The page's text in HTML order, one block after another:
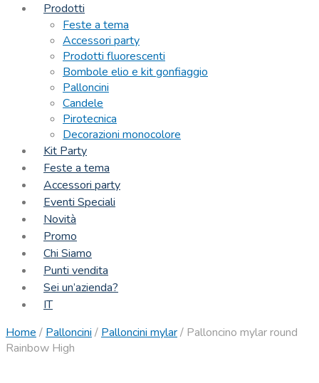
Prodotti
Feste a tema
Accessori party
Prodotti fluorescenti
Bombole elio e kit gonfiaggio
Palloncini
Candele
Pirotecnica
Decorazioni monocolore
Kit Party
Feste a tema
Accessori party
Eventi Speciali
Novità
Promo
Chi Siamo
Punti vendita
Sei un’azienda?
IT
Home / Palloncini / Palloncini mylar/ Palloncino mylar round
Rainbow High